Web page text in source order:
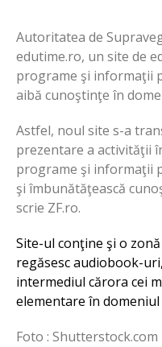
Autoritatea de
edutime.ro, un site de
programe şi informaţii
aibă cunoştinţe în
Astfel, noul site s-a
prezentare a activităţii
programe şi informaţii
şi îmbunătăţească
scrie ZF.ro.
Site-ul conţine şi o
regăsesc audiobook-
intermediul cărora cei
elementare în domeniul
Foto : Shutterstock.com